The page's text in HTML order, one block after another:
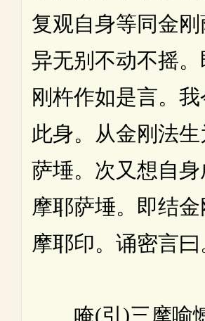
复观自身等同金
异无别不动不摇
刚杵作如是言。
此身。从金刚法生
萨埵。次又想自身
摩耶萨埵。即结金
摩耶印。诵密言曰
唵(引)三摩喻